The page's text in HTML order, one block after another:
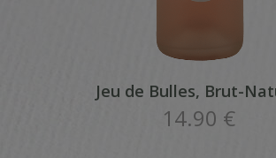
Jeu de Bulles, Brut-
14.90 €